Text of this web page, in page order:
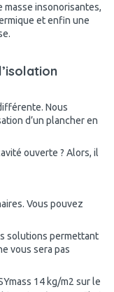
masse insonorisantes,
et enfin une
Nous
d’un plancher en
ouverte ? Alors, il
Vous pouvez
solutions permettant
vous sera pas
14 kg/m2 sur le